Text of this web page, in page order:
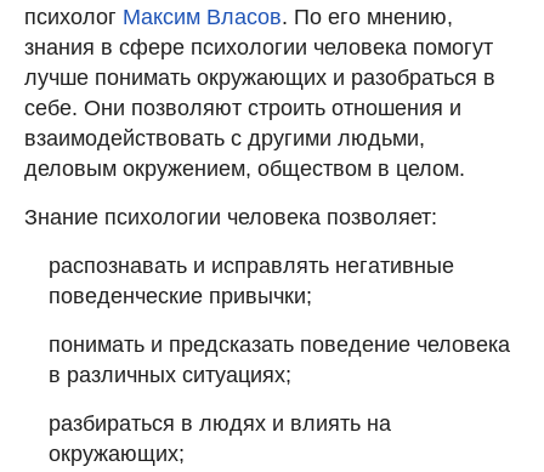
психолог Максим Власов. По его мнению,
знания в сфере психологии человека помогут
лучше понимать окружающих и разобраться в
себе. Они позволяют строить отношения и
взаимодействовать с другими людьми,
деловым окружением, обществом в целом.
Знание психологии человека позволяет:
распознавать и исправлять негативные
поведенческие привычки;
понимать и предсказать поведение человека
в различных ситуациях;
разбираться в людях и влиять на
окружающих;